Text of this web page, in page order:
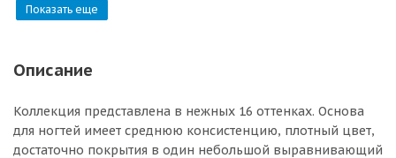
Показать еще
Описание
Коллекция представлена в нежных 16 оттенках. Основа
для ногтей имеет среднюю консистенцию, плотный цвет,
достаточно покрытия в один небольшой выравнивающий